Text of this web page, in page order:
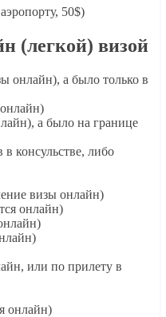
50$)
(легкой) визой
онлайн), а было только в
а было на границе
консульстве, либо
визы онлайн)
онлайн)
или по прилету в
онлайн)